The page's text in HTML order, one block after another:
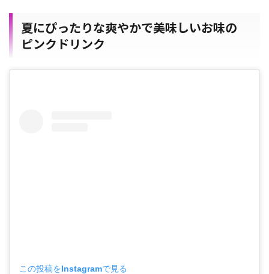
夏にぴったりな爽やかで美味しいお味の
ピンクドリンク
この投稿をInstagramで見る